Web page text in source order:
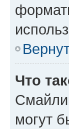
Что
могут